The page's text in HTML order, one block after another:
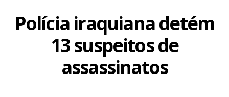
Polícia iraquiana detém
13 suspeitos de
assassinatos